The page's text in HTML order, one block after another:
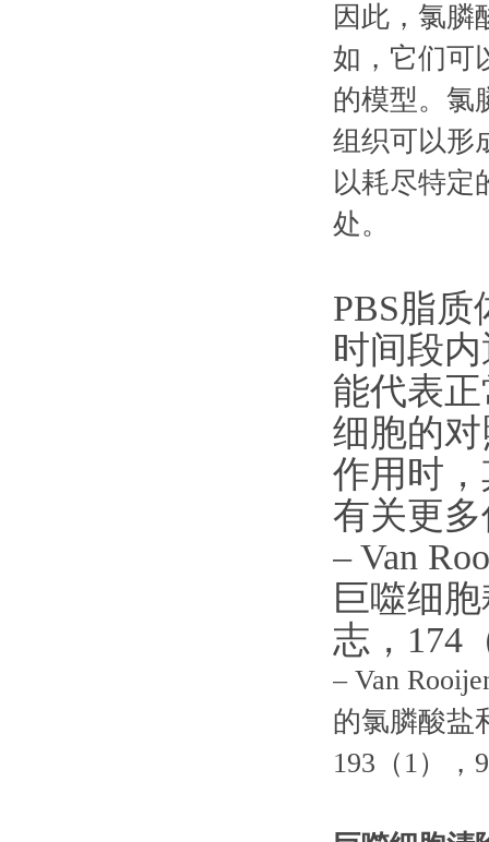
因此，氯膦
如，它们可
的模型。氯
组织可以形
以耗尽特定
处。
PBS脂
时间段
能代表
细胞的
作用时
有关更
– Van
巨噬细
志，174
– Van
的氯膦酸盐
193（1），